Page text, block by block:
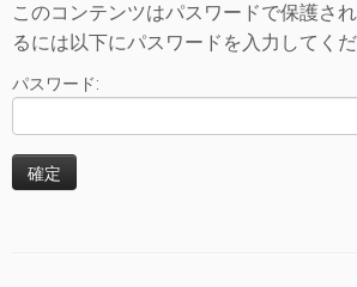
このコンテンツはパスワードで保護さ
るには以下にパスワードを入力してくだ
パスワード: